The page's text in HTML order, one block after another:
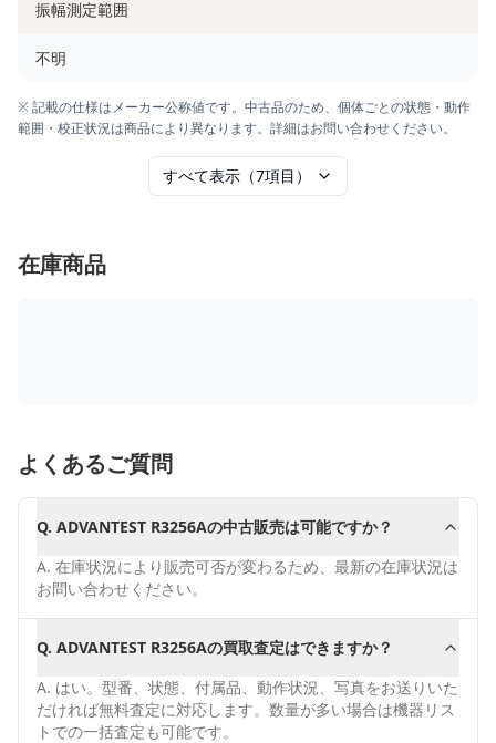
振幅測定範囲
不明
※ 記載の仕様はメーカー公称値です。中古品のため、個体ごとの状態・動作
範囲・校正状況は商品により異なります。詳細はお問い合わせください。
すべて表示（7項目）
在庫商品
よくあるご質問
Q. ADVANTEST R3256Aの中古販売は可能ですか？
A. 在庫状況により販売可否が変わるため、最新の在庫状況は
お問い合わせください。
Q. ADVANTEST R3256Aの買取査定はできますか？
A. はい。型番、状態、付属品、動作状況、写真をお送りいた
だければ無料査定に対応します。数量が多い場合は機器リス
トでの一括査定も可能です。